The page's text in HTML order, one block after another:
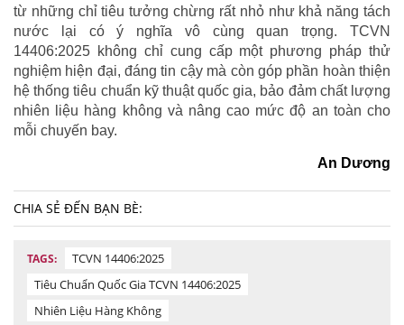
từ những chỉ tiêu tưởng chừng rất nhỏ như khả năng tách
nước lại có ý nghĩa vô cùng quan trọng. TCVN
14406:2025 không chỉ cung cấp một phương pháp thử
nghiệm hiện đại, đáng tin cậy mà còn góp phần hoàn thiện
hệ thống tiêu chuẩn kỹ thuật quốc gia, bảo đảm chất lượng
nhiên liệu hàng không và nâng cao mức độ an toàn cho
mỗi chuyến bay.
An Dương
CHIA SẺ ĐẾN BẠN BÈ:
TAGS:
TCVN 14406:2025
Tiêu Chuẩn Quốc Gia TCVN 14406:2025
Nhiên Liệu Hàng Không